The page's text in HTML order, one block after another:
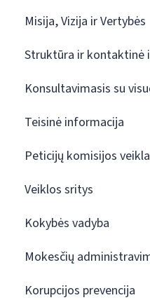
Misija, Vizija ir Vertybės
Struktūra ir kontaktinė
Konsultavimasis su
Teisinė informacija
Peticijų komisijos veikla
Veiklos sritys
Kokybės vadyba
Mokesčių
Korupcijos prevencija